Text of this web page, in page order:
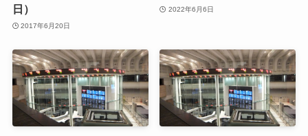
日）
2017年6月20日
2022年6月6日